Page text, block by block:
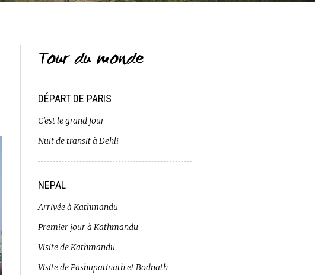
Tour du monde
DÉPART DE PARIS
C’est le grand jour
Nuit de transit à Dehli
NEPAL
Arrivée à Kathmandu
Premier jour à Kathmandu
Visite de Kathmandu
Visite de Pashupatinath et Bodnath